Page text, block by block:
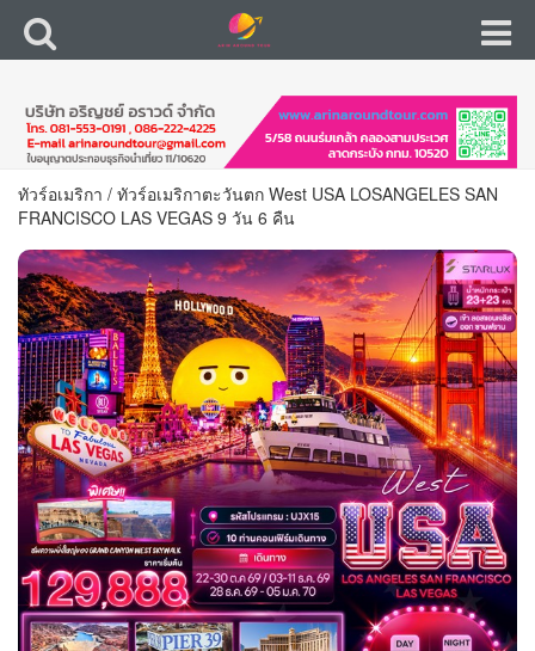
ทัวร์อเมริกา / ทัวร์อเมริกาตะวันตก West USA LOSANGELES SAN
FRANCISCO LAS VEGAS 9 วัน 6 คืน